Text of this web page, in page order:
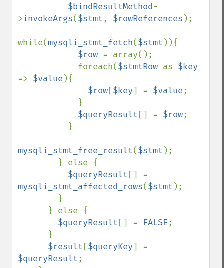
$bindResultMethod-
>invokeArgs($stmt, $rowReferences );
while(mysqli_stmt_fetch($stmt )){
$row = array();
            foreach(
$stmtRow as
=> $value ){
$row[$key] = $value;
$queryResult [] = $row;
mysqli_stmt_free_result($stmt );
$queryResult
mysqli_stmt_affected_rows($stmt );
$queryResult [] = FALSE;
$result [$queryKey
$queryResult;